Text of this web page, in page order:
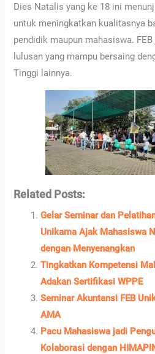
Dies Natalis yang ke 18 ini
untuk meningkatkan kualitasnya
pendidik maupun mahasiswa.
lulusan yang mampu bersaing
Tinggi lainnya.
Related Posts:
Gelar Seminar dan
Unikama Ajak Mahasiswa
dengan Menyenangkan
Tingkatkan Kompetensi
Adakan Sertifikasi WPPE
Seminar Akuntansi FEB
AMA
Pacu Mahasiswa jadi
Kolaborasi dengan